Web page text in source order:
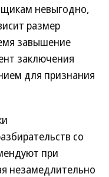
невыгодно,
размер
завышение
заключения
для признания
со
при
незамедлительно